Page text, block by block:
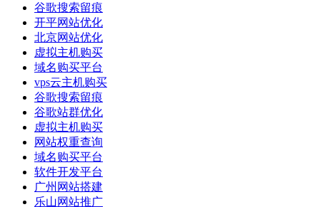
谷歌搜索留痕
开平网站优化
北京网站优化
虚拟主机购买
域名购买平台
vps云主机购买
谷歌搜索留痕
谷歌站群优化
虚拟主机购买
网站权重查询
域名购买平台
软件开发平台
广州网站搭建
乐山网站推广